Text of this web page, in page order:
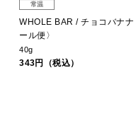
常温
WHOLE BAR / チョコバナナ
ール便〉
40g
343円（税込）